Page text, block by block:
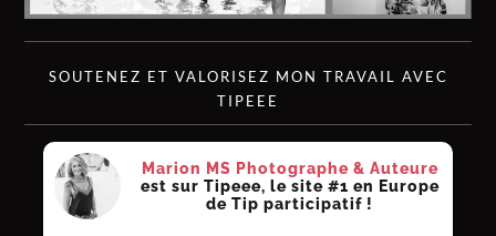
SOUTENEZ ET VALORISEZ MON TRAVAIL AVEC
TIPEEE
Marion MS Photographe & Auteure
est sur Tipeee, le site #1 en Europe
de Tip participatif !